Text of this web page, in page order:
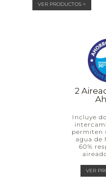
VER PRODUCTOS >
2
Incluye
permiten
agua de
60%
VER